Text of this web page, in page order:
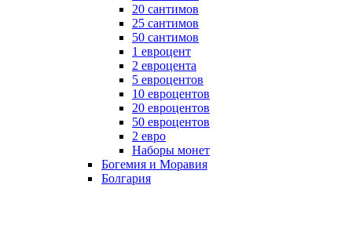
20 сантимов
25 сантимов
50 сантимов
1 евроцент
2 евроцента
5 евроцентов
10 евроцентов
20 евроцентов
50 евроцентов
2 евро
Наборы монет
Богемия и Моравия
Болгария